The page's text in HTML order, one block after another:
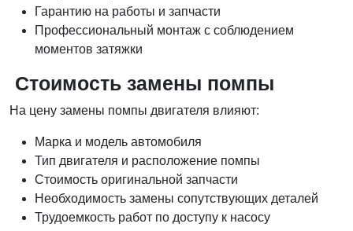
Гарантию на работы и запчасти
Профессиональный монтаж с соблюдением
моментов затяжки
Стоимость замены помпы
На цену замены помпы двигателя влияют:
Марка и модель автомобиля
Тип двигателя и расположение помпы
Стоимость оригинальной запчасти
Необходимость замены сопутствующих деталей
Трудоемкость работ по доступу к насосу